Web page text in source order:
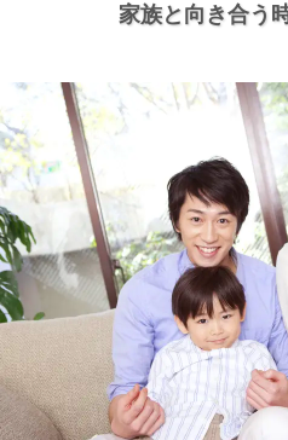
家族と向き合う